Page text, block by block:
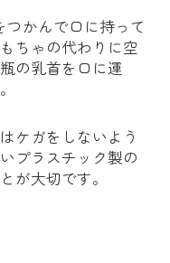
かんで口に持って
ちゃの代わりに空
の乳首を口に運
ケガをしないよう
プラスチック製の
が大切です。